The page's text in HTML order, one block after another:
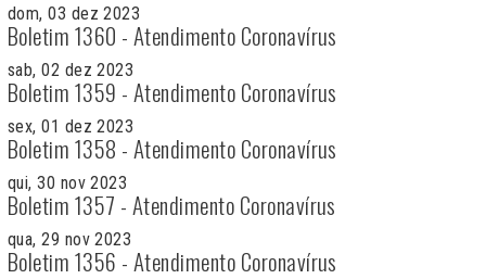
dom, 03 dez 2023
Boletim 1360 - Atendimento Coronavírus
sab, 02 dez 2023
Boletim 1359 - Atendimento Coronavírus
sex, 01 dez 2023
Boletim 1358 - Atendimento Coronavírus
qui, 30 nov 2023
Boletim 1357 - Atendimento Coronavírus
qua, 29 nov 2023
Boletim 1356 - Atendimento Coronavírus